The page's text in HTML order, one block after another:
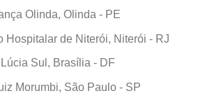
Olinda, Olinda - PE
Hospitalar de Niterói, Niterói - RJ
Sul, Brasília - DF
Morumbi, São Paulo - SP